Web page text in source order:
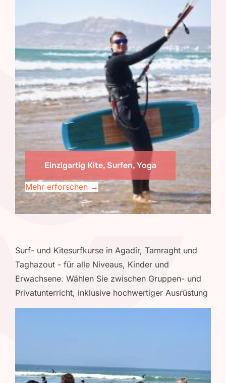
Einzigartig Kite, Surfen, Yoga
Mehr erforschen →
Surf- und Kitesurfkurse in Agadir, Tamraght und
Taghazout - für alle Niveaus, Kinder und
Erwachsene. Wählen Sie zwischen Gruppen- und
Privatunterricht, inklusive hochwertiger Ausrüstung